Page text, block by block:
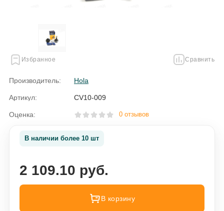
Избранное Сравнить
Производитель: Hola
Артикул: CV10-009
Оценка: 0 отзывов
В наличии более 10 шт
2 109.10 руб.
В корзину